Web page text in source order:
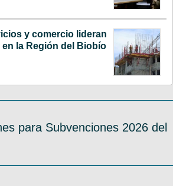
y comercio lideran
en la Región del Biobío
para Subvenciones 2026 del